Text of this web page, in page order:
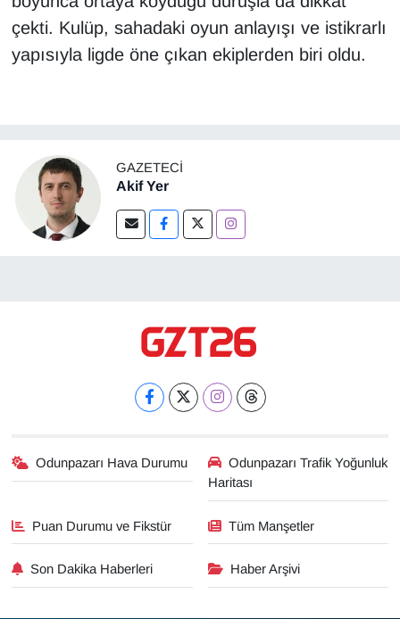
çekti. Kulüp, sahadaki oyun anlayışı ve istikrarlı
yapısıyla ligde öne çıkan ekiplerden biri oldu.
GAZETECI
Akif Yer
Odunpazarı Hava Durumu
Odunpazarı Trafik Yoğunluk
Haritası
Puan Durumu ve Fikstür Tüm Manşetler
Son Dakika Haberleri Haber Arşivi